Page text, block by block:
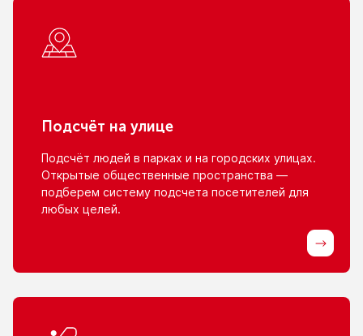
Подсчёт на улице
Подсчёт людей в парках и на городских улицах.
Открытые общественные пространства —
подберем систему подсчета посетителей для
любых целей.